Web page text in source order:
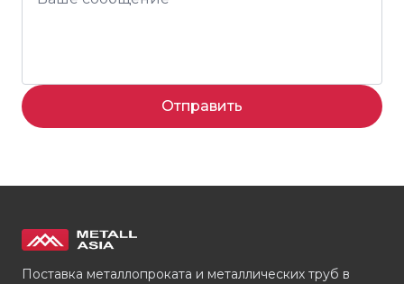
Отправить
Поставка металлопроката и металлических труб в